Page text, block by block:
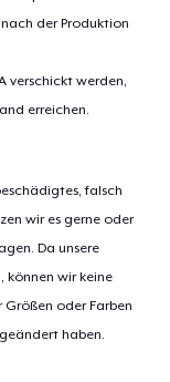
der Produktion
verschickt werden,
erreichen.
falsch
wir es gerne oder
Da unsere
können wir keine
oder Farben
haben.